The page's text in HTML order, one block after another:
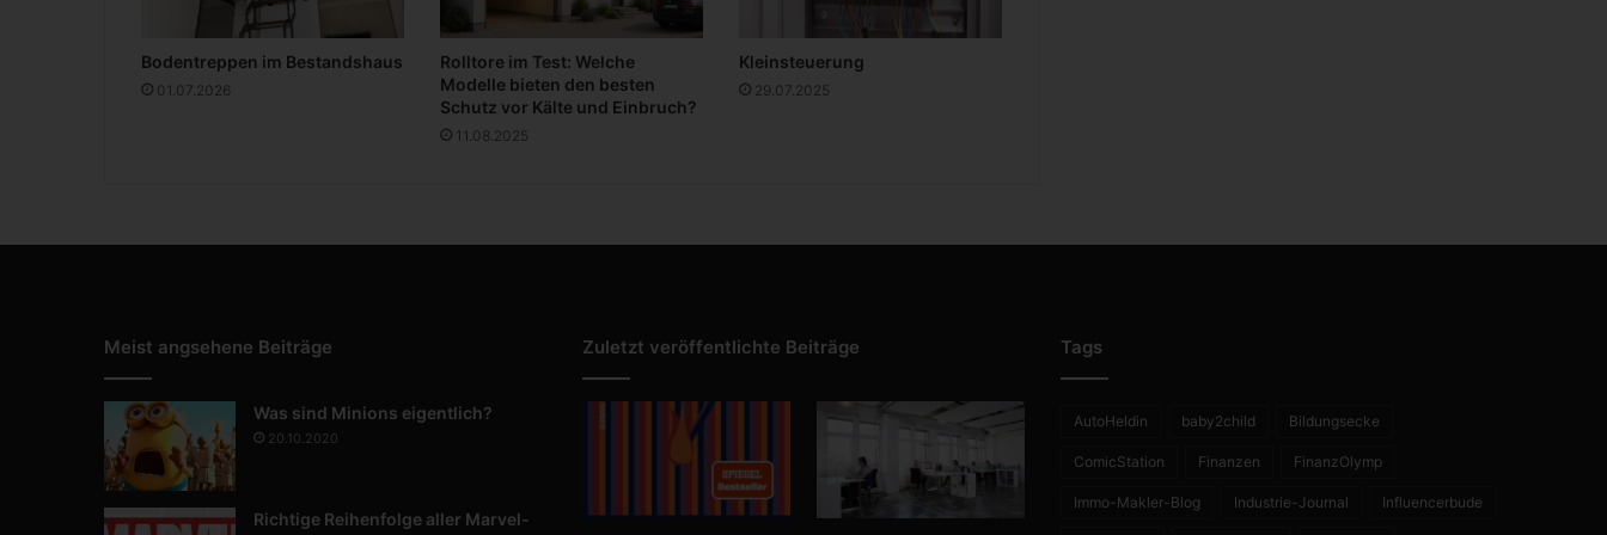
M
ä
S
i
l
Bodentreppen im Bestandshaus
01.07.2026
Rolltore im Test: Welche
Modelle bieten den besten
Schutz vor Kälte und Einbruch?
11.08.2025
Kleinsteuerung
29.07.2025
Meist angsehene Beiträge
Was sind Minions eigentlich?
20.10.2020
Richtige Reihenfolge aller Marvel-
Zuletzt veröffentlichte Beiträge Tags
AutoHeldin baby2child Bildungsecke
ComicStation Finanzen FinanzOlymp
Immo-Makler-Blog Industrie-Journal Influencerbude